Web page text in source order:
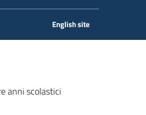
English site
anni scolastici